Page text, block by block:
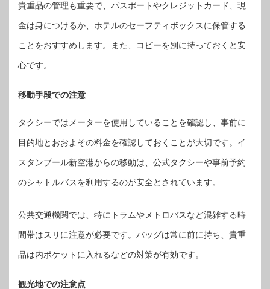
貴重品の管理も重要で、パスポートやクレジットカード、現
金は身につけるか、ホテルのセーフティボックスに保管する
ことをおすすめします。また、コピーを別に持っておくと安
心です。
移動手段での注意
タクシーではメーターを使用していることを確認し、事前に
目的地とおおよその料金を確認しておくことが大切です。イ
スタンブール新空港からの移動は、公式タクシーや事前予約
のシャトルバスを利用するのが安全とされています。
公共交通機関では、特にトラムやメトロバスなど混雑する時
間帯はスリに注意が必要です。バッグは常に前に持ち、貴重
品は内ポケットに入れるなどの対策が有効です。
観光地での注意点